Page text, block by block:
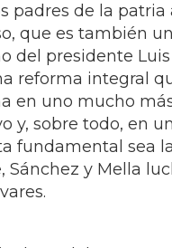
padres de la patria
que es también
del presidente
reforma integral
en uno mucho
y, sobre todo, en
fundamental sea
Sánchez y Mella